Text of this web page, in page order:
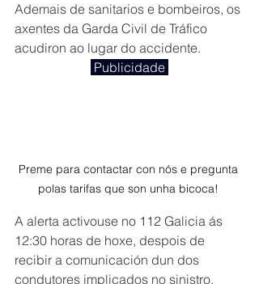
Ademais de sanitarios e bombeiros, os
axentes da Garda Civil de Tráfico
acudiron ao lugar do accidente.
Publicidade
Preme para contactar con nós e pregunta
polas tarifas que son unha bicoca!
A alerta activouse no 112 Galicia ás
12:30 horas de hoxe, despois de
recibir a comunicación dun dos
condutores implicados no sinistro.